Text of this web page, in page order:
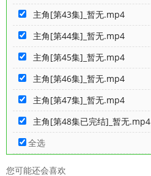
主角[第43集]_暂无.mp4
主角[第44集]_暂无.mp4
主角[第45集]_暂无.mp4
主角[第46集]_暂无.mp4
主角[第47集]_暂无.mp4
主角[第48集已完结]_暂无.mp4
全选
您可能还会喜欢